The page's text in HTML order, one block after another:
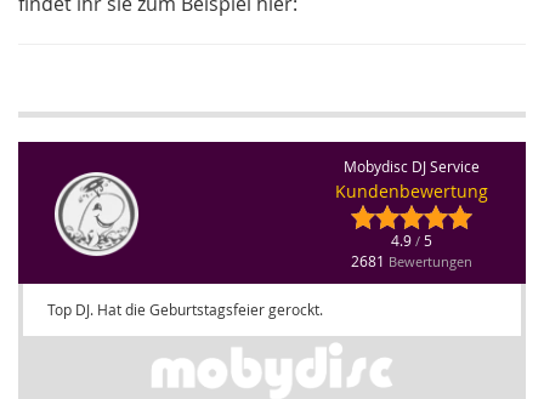
Mobydisc DJ Service
Kundenbewertung
4.9 / 5
2681 Bewertungen
Top DJ. Hat die Geburtstagsfeier gerockt.